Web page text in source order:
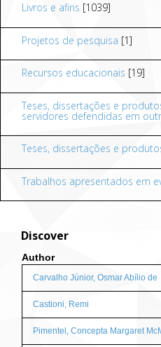
Livros e afins [1039]
Projetos de pesquisa [1]
Recursos educacionais [19]
Teses, dissertações e
servidores defendidas em
Teses, dissertações e
Trabalhos apresentados em
Discover
Author
Carvalho Júnior, Osmar Abílio de
Castioni, Remi
Pimentel, Concepta Margaret